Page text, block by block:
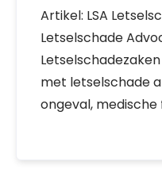
Artikel: LSA
Letselschade
met letselschade
ongeval, medische